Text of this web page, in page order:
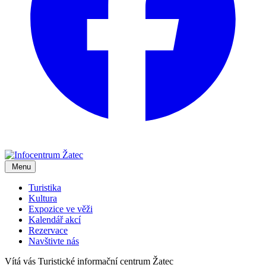
Menu
Turistika
Kultura
Expozice ve věži
Kalendář akcí
Rezervace
Navštivte nás
Vítá vás Turistické informační centrum Žatec